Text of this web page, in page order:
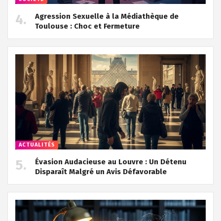
Agression Sexuelle à la Médiathèque de
Toulouse : Choc et Fermeture
ACTUALITÉS
Évasion Audacieuse au Louvre : Un Détenu
Disparaît Malgré un Avis Défavorable